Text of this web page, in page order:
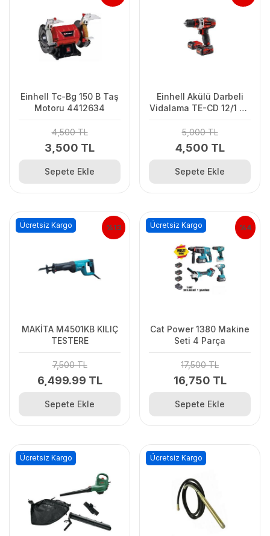
Einhell Tc-Bg 150 B Taş
Motoru 4412634
4,500 TL
3,500 TL
Sepete Ekle
Einhell Akülü Darbeli
Vidalama TE-CD 12/1 Li-
5,000 TL
4,500 TL
Sepete Ekle
%13
MAKİTA M4501KB KILIÇ
TESTERE
7,500 TL
6,499.99 TL
Ücretsiz Kargo
Sepete Ekle
%4
Cat Power 1380 Makine
Seti 4 Parça
17,500 TL
16,750 TL
Ücretsiz Kargo
Sepete Ekle
Ücretsiz Kargo Ücretsiz Kargo